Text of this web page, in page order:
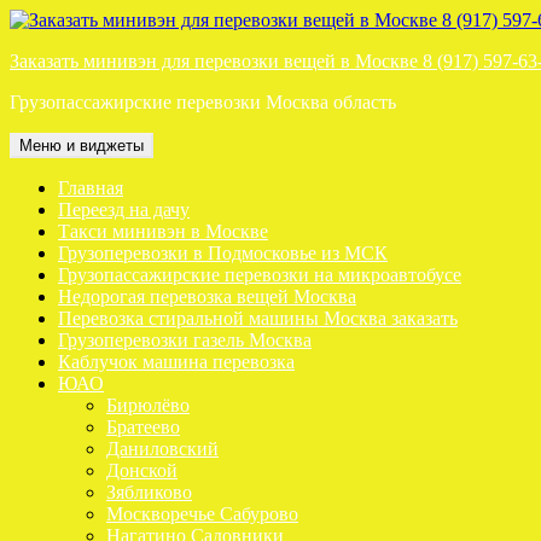
Перейти
содержимому
Заказать минивэн для перевозки вещей в Москве 8 (917) 597-
Грузопассажирские перевозки Москва область
Меню и виджеты
Главная
Переезд на дачу
Такси минивэн в Москве
Грузоперевозки в Подмосковье из МСК
Грузопассажирские перевозки на микроавтобусе
Недорогая перевозка вещей Москва
Перевозка стиральной машины Москва заказать
Грузоперевозки газель Москва
Каблучок машина перевозка
ЮАО
Бирюлёво
Братеево
Даниловский
Донской
Зябликово
Москворечье Сабурово
Нагатино Садовники